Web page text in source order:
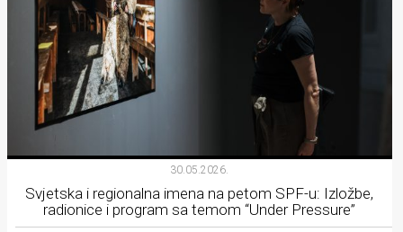
30.05.2026.
Svjetska i regionalna imena na petom SPF-u: Izložbe,
radionice i program sa temom “Under Pressure”